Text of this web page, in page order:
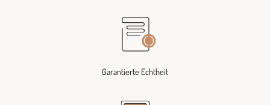
Garantierte Echtheit